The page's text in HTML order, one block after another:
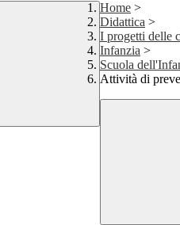
Home >
Didattica >
I progetti delle
Infanzia >
Scuola
Attività di